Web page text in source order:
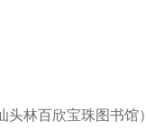
林百欣宝珠图书